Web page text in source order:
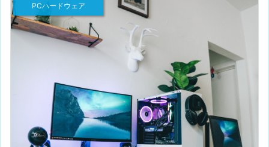
PCハードウェア